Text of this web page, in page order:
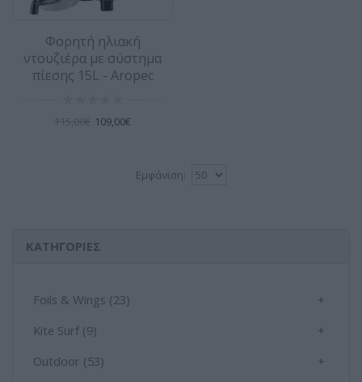
Φορητή ηλιακή
ντουζιέρα με σύστημα
πίεσης 15L - Aropec
109,00€
Εμφάνιση:
ΚΑΤΗΓΟΡΊΕΣ
Foils & Wings (23)
+
Kite Surf (9)
+
Outdoor (53)
+